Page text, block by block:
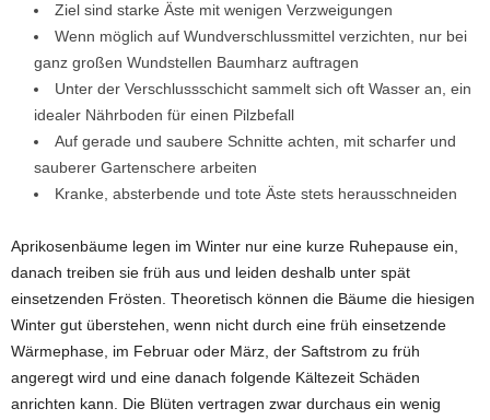
Ziel sind starke Äste mit wenigen Verzweigungen
Wenn möglich auf Wundverschlussmittel verzichten, nur bei
ganz großen Wundstellen Baumharz auftragen
Unter der Verschlussschicht sammelt sich oft Wasser an, ein
idealer Nährboden für einen Pilzbefall
Auf gerade und saubere Schnitte achten, mit scharfer und
sauberer Gartenschere arbeiten
Kranke, absterbende und tote Äste stets herausschneiden
Aprikosenbäume legen im Winter nur eine kurze Ruhepause ein,
danach treiben sie früh aus und leiden deshalb unter spät
einsetzenden Frösten. Theoretisch können die Bäume die hiesigen
Winter gut überstehen, wenn nicht durch eine früh einsetzende
Wärmephase, im Februar oder März, der Saftstrom zu früh
angeregt wird und eine danach folgende Kältezeit Schäden
anrichten kann. Die Blüten vertragen zwar durchaus ein wenig